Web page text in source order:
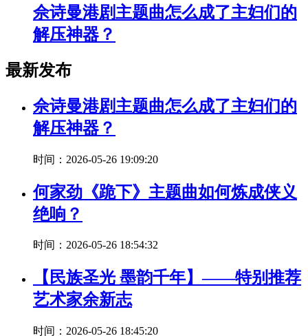
佘诗曼港剧主题曲怎么成了主妇们的
解压神器？
最新发布
佘诗曼港剧主题曲怎么成了主妇们的
解压神器？
时间：2026-05-26 19:09:20
何家劲《跪下》主题曲如何炼成侠义
绝响？
时间：2026-05-26 18:54:32
【民族圣光 墨韵千年】——特别推荐
艺术家余新志
时间：2026-05-26 18:45:20